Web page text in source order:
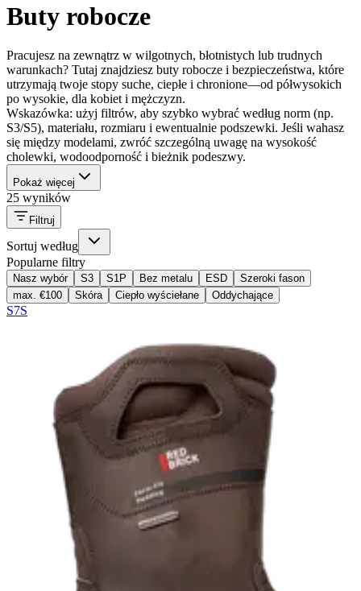
Buty robocze
Pracujesz na zewnątrz w wilgotnych, błotnistych lub trudnych
warunkach? Tutaj znajdziesz buty robocze i bezpieczeństwa, które
utrzymają twoje stopy suche, ciepłe i chronione—od półwysokich
po wysokie, dla kobiet i mężczyzn.
Wskazówka: użyj filtrów, aby szybko wybrać według norm (np.
S3/S5), materiału, rozmiaru i ewentualnie podszewki. Jeśli wahasz
się między modelami, zwróć szczególną uwagę na wysokość
cholewki, wodoodporność i bieżnik podeszwy.
Pokaż więcej
25 wyników
Filtruj
Sortuj według
Popularne filtry
Nasz wybór S3 S1P Bez metalu ESD
Szeroki fason
max. €100
Skóra Ciepło wyściełane Oddychające
S7S